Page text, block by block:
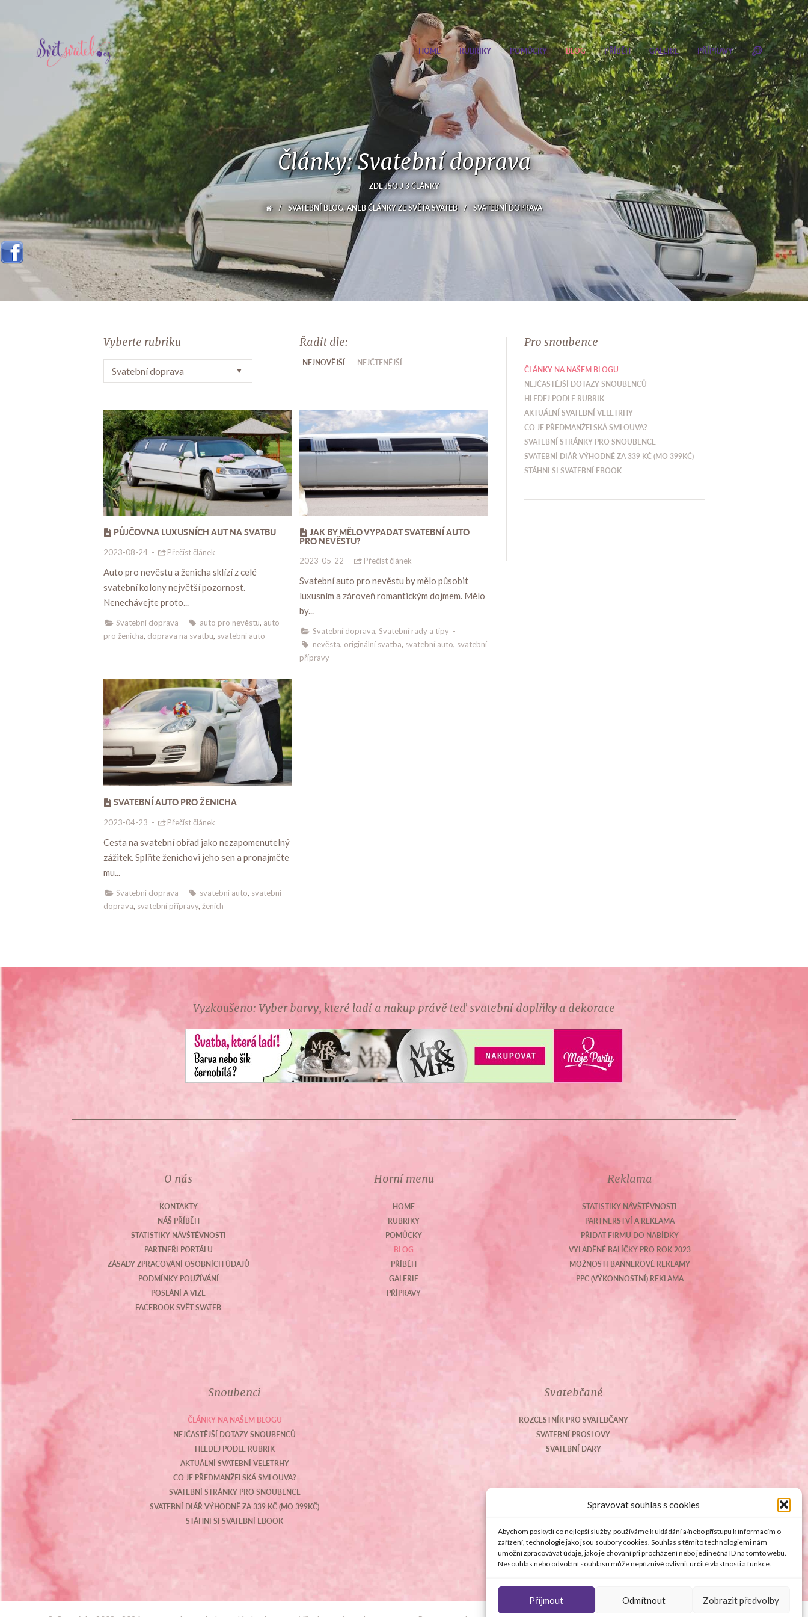
Spravovat souhlas s cookies
Abychom poskytli co nejlepší služby, používáme k ukládání a/nebo přístupu k informacím o
zařízení, technologie jako jsou soubory cookies. Souhlas s těmito technologiemi nám
umožní zpracovávat údaje, jako je chování při procházení nebo jedinečná ID na tomto webu.
Nesouhlas nebo odvolání souhlasu může nepříznivě ovlivnit určité vlastnosti a funkce.
Příjmout Odmítnout Zobrazit předvolby
HOME RUBRIKY POMŮCKY BLOG PŘÍBĚH GALERIE PŘÍPRAVY
Články: Svatební doprava
ZDE JSOU 3 ČLÁNKY
/ SVATEBNÍ BLOG, ANEB ČLÁNKY ZE SVĚTA SVATEB / SVATEBNÍ DOPRAVA
Vyberte rubriku Řadit dle:
NEJNOVĚJŠÍ NEJČTENĚJŠÍ
PŮJČOVNA LUXUSNÍCH AUT NA SVATBU
2023-08-24 - Přečíst článek
Auto pro nevěstu a ženicha sklízí z celé
svatební kolony největší pozornost.
Nenechávejte proto...
Svatební doprava - auto pro nevěstu, auto
pro ženicha, doprava na svatbu, svatební auto
JAK BY MĚLO VYPADAT SVATEBNÍ AUTO
PRO NEVĚSTU?
2023-05-22 - Přečíst článek
Svatební auto pro nevěstu by mělo působit
luxusním a zároveň romantickým dojmem. Mělo
by...
Svatební doprava, Svatební rady a tipy -
nevěsta, originální svatba, svatební auto, svatební
přípravy
SVATEBNÍ AUTO PRO ŽENICHA
2023-04-23 - Přečíst článek
Cesta na svatební obřad jako nezapomenutelný
zážitek. Splňte ženichovi jeho sen a pronajměte
mu...
Svatební doprava - svatební auto, svatební
doprava, svatební přípravy, ženich
Pro snoubence
ČLÁNKY NA NAŠEM BLOGU
NEJČASTĚJŠÍ DOTAZY SNOUBENCŮ
HLEDEJ PODLE RUBRIK
AKTUÁLNÍ SVATEBNÍ VELETRHY
CO JE PŘEDMANŽELSKÁ SMLOUVA?
SVATEBNÍ STRÁNKY PRO SNOUBENCE
SVATEBNÍ DIÁŘ VÝHODNĚ ZA 339 KČ (MO 399KČ)
STÁHNI SI SVATEBNÍ EBOOK
Vyzkoušeno: Vyber barvy, které ladí a nakup právě teď svatební doplňky a dekorace
O nás
KONTAKTY
NÁŠ PŘÍBĚH
STATISTIKY NÁVŠTĚVNOSTI
PARTNEŘI PORTÁLU
ZÁSADY ZPRACOVÁNÍ OSOBNÍCH ÚDAJŮ
PODMÍNKY POUŽÍVÁNÍ
POSLÁNÍ A VIZE
FACEBOOK SVĚT SVATEB
Horní menu
HOME
RUBRIKY
POMŮCKY
BLOG
PŘÍBĚH
GALERIE
PŘÍPRAVY
Reklama
STATISTIKY NÁVŠTĚVNOSTI
PARTNERSTVÍ A REKLAMA
PŘIDAT FIRMU DO NABÍDKY
VYLADĚNÉ BALÍČKY PRO ROK 2023
MOŽNOSTI BANNEROVÉ REKLAMY
PPC (VÝKONNOSTNÍ) REKLAMA
Snoubenci
ČLÁNKY NA NAŠEM BLOGU
NEJČASTĚJŠÍ DOTAZY SNOUBENCŮ
HLEDEJ PODLE RUBRIK
AKTUÁLNÍ SVATEBNÍ VELETRHY
CO JE PŘEDMANŽELSKÁ SMLOUVA?
SVATEBNÍ STRÁNKY PRO SNOUBENCE
SVATEBNÍ DIÁŘ VÝHODNĚ ZA 339 KČ (MO 399KČ)
STÁHNI SI SVATEBNÍ EBOOK
Svatebčané
ROZCESTNÍK PRO SVATEBČANY
SVATEBNÍ PROSLOVY
SVATEBNÍ DARY